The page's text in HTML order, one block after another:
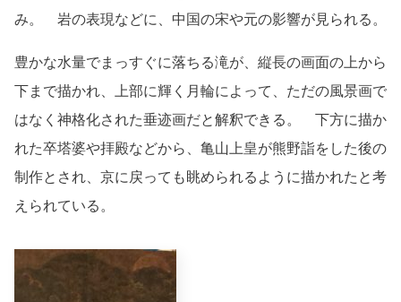
み。 岩の表現などに、中国の宋や元の影響が見られる。
豊かな水量でまっすぐに落ちる滝が、縦長の画面の上から
下まで描かれ、上部に輝く月輪によって、ただの風景画で
はなく神格化された垂迹画だと解釈できる。 下方に描か
れた卒塔婆や拝殿などから、亀山上皇が熊野詣をした後の
制作とされ、京に戻っても眺められるように描かれたと考
えられている。